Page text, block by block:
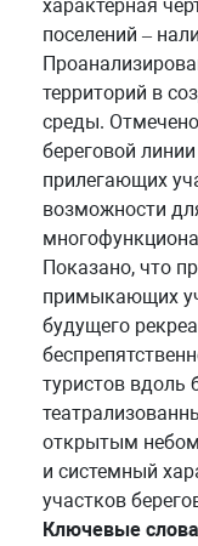
характерная
поселений –
территорий в
среды.
береговой
прилегающих
возможности
Показано, что
примыкающих
будущего
туристов вдоль
открытым
и системный
участков
Ключевые